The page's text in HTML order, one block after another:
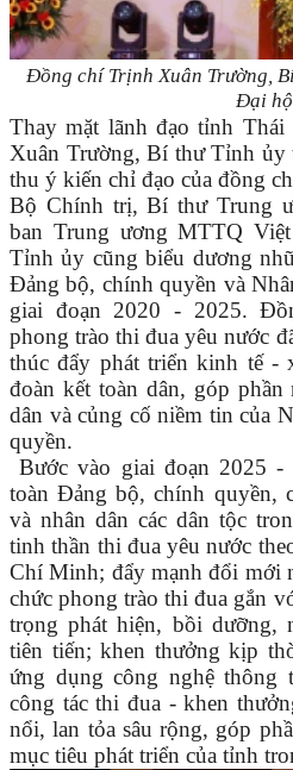
Đồng chí Trịnh Xuân Trường,
Đại
Thay mặt lãnh đạo tỉnh
Xuân Trường, Bí thư Tỉnh ủy
thu ý kiến chỉ đạo của đồng
Bộ Chính trị, Bí thư Trung
ban Trung ương MTTQ
Tỉnh ủy cũng biểu dương
Đảng bộ, chính quyền và
giai đoạn 2020 - 2025.
phong trào thi đua yêu nước
thúc đẩy phát triển kinh tế -
đoàn kết toàn dân, góp
dân và củng cố niềm tin của
quyền.
Bước vào giai đoạn 2025
toàn Đảng bộ, chính quyền,
và nhân dân các dân tộc
tinh thần thi đua yêu nước
Chí Minh; đẩy mạnh đổi mới
chức phong trào thi đua gắn
trọng phát hiện, bồi dưỡng,
tiên tiến; khen thưởng kịp
ứng dụng công nghệ thông
công tác thi đua - khen
nổi, lan tỏa sâu rộng, góp
mục tiêu phát triển của tỉnh